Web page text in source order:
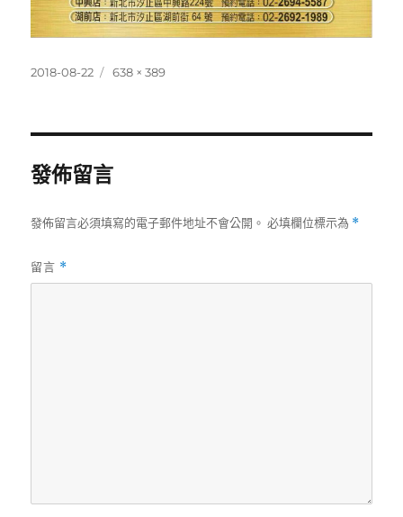
發
2018-08-22
完
638 × 389
發佈留言
發佈留言必須填寫的電子郵件地址不會公開。 必填欄位標示為 *
留言 *